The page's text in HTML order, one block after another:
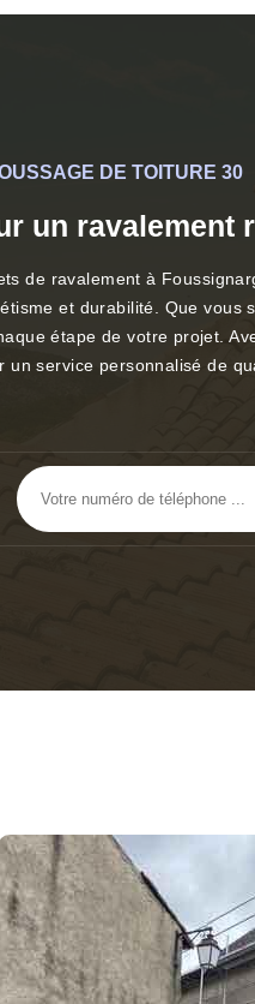
DE TOITURE 30
un ravalement
de ravalement à
et durabilité. Que vous
étape de votre projet.
service personnalisé de